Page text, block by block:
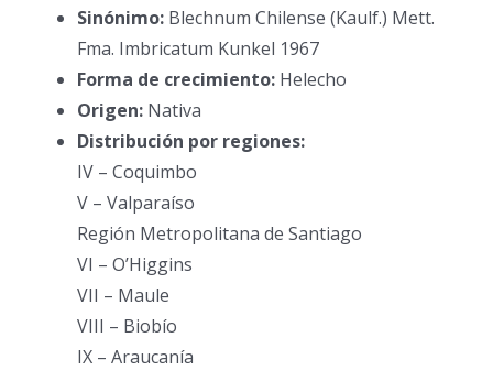
Sinónimo: Blechnum Chilense (Kaulf.) Mett.
Fma. Imbricatum Kunkel 1967
Forma de crecimiento:Helecho
Origen:Nativa
Distribución por regiones:
IV – Coquimbo
V – Valparaíso
Región Metropolitana de Santiago
VI – O’Higgins
VII – Maule
VIII – Biobío
IX – Araucanía